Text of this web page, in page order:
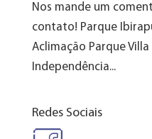
Nos mande um
contato! Parque
Aclimação Parque
Independência...
Redes Sociais